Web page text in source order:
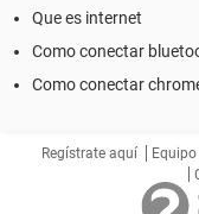
Que es internet
Como conectar
Como conectar
Regístrate aquí Equipo